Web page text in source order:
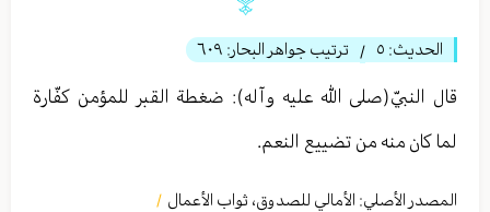
الحديث: ٥ / ترتيب جواهر البحار: ٦٠٩
قال النبيّ(صلى الله عليه وآله): ضغطة القبر للمؤمن كفّارة
لما كان منه من تضييع النعم.
المصدر الأصلي: الأمالي للصدوق، ثواب الأعمال /